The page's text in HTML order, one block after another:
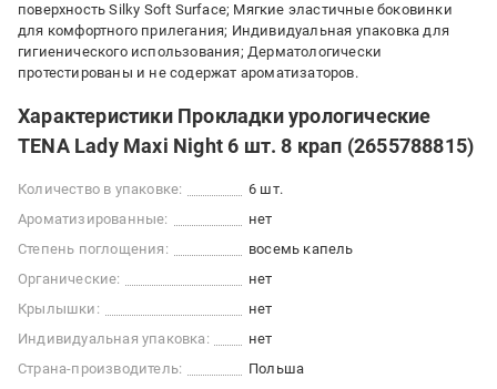
поверхность Silky Soft Surface; Мягкие эластичные боковинки
для комфортного прилегания; Индивидуальная упаковка для
гигиенического использования; Дерматологически
протестированы и не содержат ароматизаторов.
Характеристики Прокладки урологические
TENA Lady Maxi Night 6 шт. 8 крап (2655788815)
Количество в упаковке:
6 шт.
Ароматизированные:
нет
Степень поглощения:
восемь капель
Органические:
нет
Крылышки:
нет
Индивидуальная упаковка:
нет
Страна-производитель:
Польша